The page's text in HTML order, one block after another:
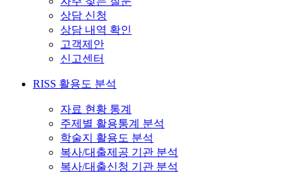
상담 신청
상담 내역 확인
고객제안
신고센터
RISS 활용도 분석
자료 현황 통계
주제별 활용통계 분석
학술지 활용도 분석
복사/대출제공 기관 분석
복사/대출신청 기관 분석